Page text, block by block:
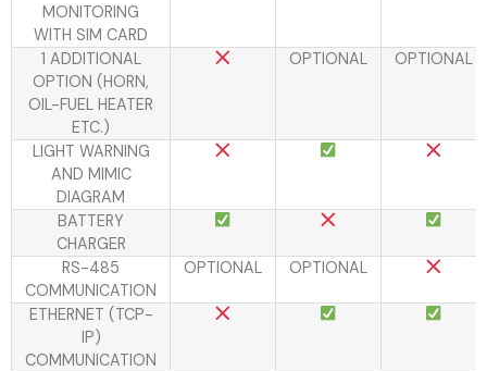
MONITORING
WITH SIM CARD
1 ADDITIONAL
OPTION (HORN,
OIL-FUEL HEATER
ETC.)
OPTIONAL OPTIONAL
LIGHT WARNING
AND MIMIC
DIAGRAM
BATTERY
CHARGER
RS-485
COMMUNICATION
OPTIONAL OPTIONAL
ETHERNET (TCP-
IP)
COMMUNICATION